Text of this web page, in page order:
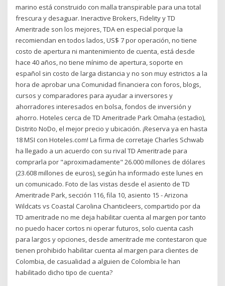
marino está construido con malla transpirable para una total
frescura y desaguar. Ineractive Brokers, Fidelity y TD
Ameritrade son los mejores, TDA en especial porque la
recomiendan en todos lados, US$ 7 por operación, no tiene
costo de apertura ni mantenimiento de cuenta, está desde
hace 40 años, no tiene mínimo de apertura, soporte en
español sin costo de larga distancia y no son muy estrictos a la
hora de aprobar una Comunidad financiera con foros, blogs,
cursos y comparadores para ayudar a inversores y
ahorradores interesados en bolsa, fondos de inversión y
ahorro. Hoteles cerca de TD Ameritrade Park Omaha (estadio),
Distrito NoDo, el mejor precio y ubicación. ¡Reserva ya en hasta
18 MSI con Hoteles.com! La firma de corretaje Charles Schwab
ha llegado a un acuerdo con su rival TD Ameritrade para
comprarla por "aproximadamente" 26.000 millones de dólares
(23.608 millones de euros), según ha informado este lunes en
un comunicado. Foto de las vistas desde el asiento de TD
Ameritrade Park, sección 116, fila 10, asiento 15 - Arizona
Wildcats vs Coastal Carolina Chanticleers, compartido por da
TD ameritrade no me deja habilitar cuenta al margen por tanto
no puedo hacer cortos ni operar futuros, solo cuenta cash
para largos y opciones, desde ameritrade me contestaron que
tienen prohibido habilitar cuenta al margen para clientes de
Colombia, de casualidad a alguien de Colombia le han
habilitado dicho tipo de cuenta?